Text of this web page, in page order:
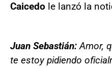
Caicedo le lanzó la
Juan Sebastián:Amor,
te estoy pidiendo